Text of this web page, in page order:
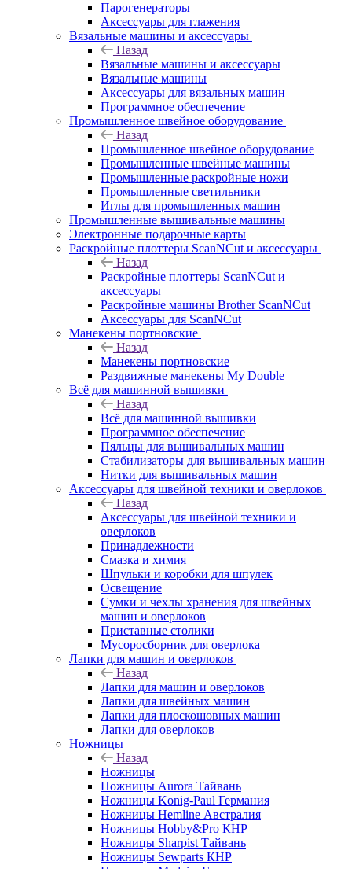
Парогенераторы
Аксессуары для глажения
Вязальные машины и аксессуары
Назад
Вязальные машины и аксессуары
Вязальные машины
Аксессуары для вязальных машин
Программное обеспечение
Промышленное швейное оборудование
Назад
Промышленное швейное оборудование
Промышленные швейные машины
Промышленные раскройные ножи
Промышленные светильники
Иглы для промышленных машин
Промышленные вышивальные машины
Электронные подарочные карты
Раскройные плоттеры ScanNCut и аксессуары
Назад
Раскройные плоттеры ScanNCut и
аксессуары
Раскройные машины Brother ScanNCut
Аксессуары для ScanNCut
Манекены портновские
Назад
Манекены портновские
Раздвижные манекены My Double
Всё для машинной вышивки
Назад
Всё для машинной вышивки
Программное обеспечение
Пяльцы для вышивальных машин
Стабилизаторы для вышивальных машин
Нитки для вышивальных машин
Аксессуары для швейной техники и оверлоков
Назад
Аксессуары для швейной техники и
оверлоков
Принадлежности
Смазка и химия
Шпульки и коробки для шпулек
Освещение
Сумки и чехлы хранения для швейных
машин и оверлоков
Приставные столики
Мусоросборник для оверлока
Лапки для машин и оверлоков
Назад
Лапки для машин и оверлоков
Лапки для швейных машин
Лапки для плоскошовных машин
Лапки для оверлоков
Ножницы
Назад
Ножницы
Ножницы Aurora Тайвань
Ножницы Konig-Paul Германия
Ножницы Hemline Австралия
Ножницы Hobby&Pro КНР
Ножницы Sharpist Тайвань
Ножницы Sewparts КНР